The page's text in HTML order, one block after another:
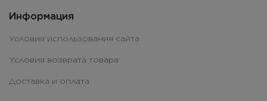
Информация
Условия использования сайта
Условия возврата товара
Доставка и оплата